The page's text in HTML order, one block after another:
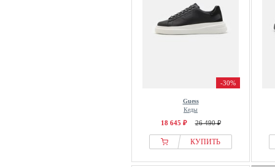
-30%
Guess
Кеды
18 645 ₽ 26 490 ₽
КУПИТЬ